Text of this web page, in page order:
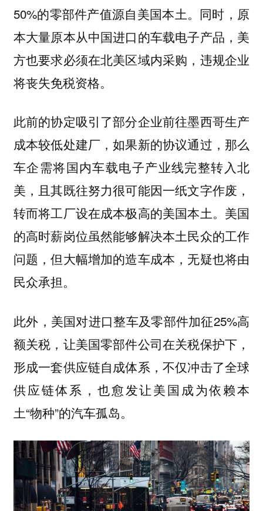
50%的零部件产值源自美国本土。同时，原
本大量原本从中国进口的车载电子产品，美
方也要求必须在北美区域内采购，违规企业
将丧失免税资格。
此前的协定吸引了部分企业前往墨西哥生产
成本较低处建厂，如果新的协议通过，那么
车企需将国内车载电子产业线完整转入北
美，且其既往努力很可能因一纸文字作废，
转而将工厂设在成本极高的美国本土。美国
的高时薪岗位虽然能够解决本土民众的工作
问题，但大幅增加的造车成本，无疑也将由
民众承担。
此外，美国对进口整车及零部件加征25%高
额关税，让美国零部件公司在关税保护下，
形成一套供应链自成体系，不仅冲击了全球
供应链体系，也愈发让美国成为依赖本
土“物种”的汽车孤岛。